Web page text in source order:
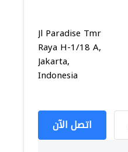
Jl Paradise Tmr
Raya H-1/18 A,
Jakarta,
Indonesia
اتصل الآن